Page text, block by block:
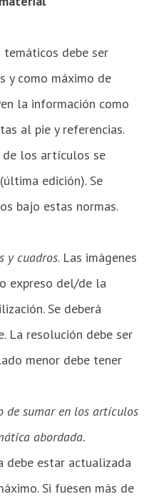
debe ser
y como máximo de
la información como
al pie y referencias.
de los artículos se
edición). Se
bajo estas normas.
y cuadros. Las imágenes
expreso del/de la
Se deberá
La resolución debe ser
menor debe tener
de sumar en los artículos
abordada.
estar actualizada
Si fuesen más de